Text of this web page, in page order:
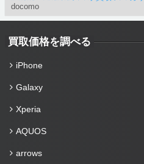
docomo
買取価格を調べる
iPhone
Galaxy
Xperia
AQUOS
arrows